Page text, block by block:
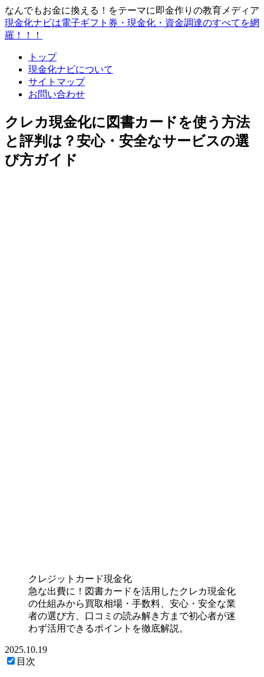
なんでもお金に換える！をテーマに即金作りの教育メディア
現金化ナビは電子ギフト券・現金化・資金調達のすべてを網
羅！！！
トップ
現金化ナビについて
サイトマップ
お問い合わせ
クレカ現金化に図書カードを使う方法
と評判は？安心・安全なサービスの選
び方ガイド
クレジットカード現金化
急な出費に！図書カードを活用したクレカ現金化
の仕組みから買取相場・手数料、安心・安全な業
者の選び方、口コミの読み解き方まで初心者が迷
わず活用できるポイントを徹底解説。
2025.10.19
目次